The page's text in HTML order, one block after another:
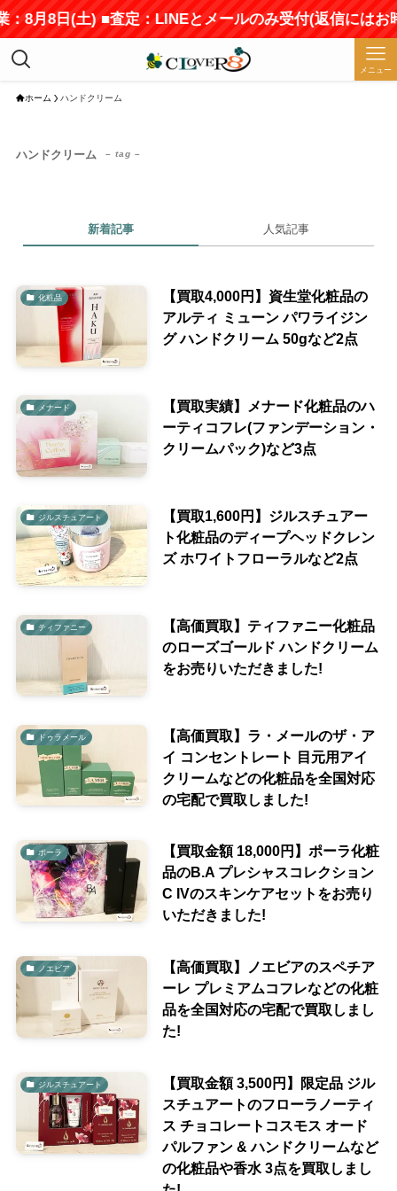
8月8日(土) ■査定：LINEとメールのみ受付(返信にはお
メニュー
ホーム ハンドクリーム
ハンドクリーム – tag –
新着記事 人気記事
化粧品
【買取4,000円】資生堂化粧品の
アルティ ミューン パワライジン
グ ハンドクリーム 50gなど2点
メナード
【買取実績】メナード化粧品のハ
ーティコフレ(ファンデーション・
クリームパック)など3点
ジルスチュアート
【買取1,600円】ジルスチュアー
ト化粧品のディープヘッドクレン
ズ ホワイトフローラルなど2点
ティファニー
【高価買取】ティファニー化粧品
のローズゴールド ハンドクリーム
をお売りいただきました!
ドゥラメール
【高価買取】ラ・メールのザ・ア
イ コンセントレート 目元用アイ
クリームなどの化粧品を全国対応
の宅配で買取しました!
ポーラ
【買取金額 18,000円】ポーラ化粧
品のB.A プレシャスコレクション
C IVのスキンケアセットをお売り
いただきました!
ノエビア
【高価買取】ノエビアのスペチア
ーレ プレミアムコフレなどの化粧
品を全国対応の宅配で買取しまし
た!
ジルスチュアート
【買取金額 3,500円】限定品 ジル
スチュアートのフローラノーティ
ス チョコレートコスモス オード
パルファン & ハンドクリームなど
の化粧品や香水 3点を買取しまし